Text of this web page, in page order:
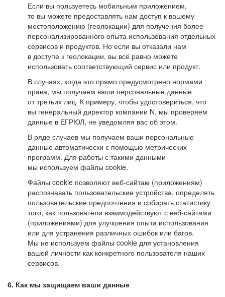
Если вы пользуетесь мобильным приложением,
то вы можете предоставлять нам доступ к вашему
местоположению (геолокации) для получения более
персонализированного опыта использования отдельных
сервисов и продуктов. Но если вы отказали нам
в доступе к геолокации, вы всё равно можете
использовать соответствующий сервис или продукт.
В случаях, когда это прямо предусмотрено нормами
права, мы получаем ваши персональные данные
от третьих лиц. К примеру, чтобы удостовериться, что
вы генеральный директор компании N, мы проверяем
данные в ЕГРЮЛ, не уведомляя вас об этом.
В ряде случаев мы получаем ваши персональные
данные автоматически с помощью метрических
программ. Для работы с такими данными
мы используем файлы cookie.
Файлы cookie позволяют веб-сайтам (приложениям)
распознавать пользовательские устройства, определять
пользовательские предпочтения и собирать статистику
того, как пользователи взаимодействуют с веб-сайтами
(приложениями) для улучшения опыта использования
или для устранения различных ошибок или багов.
Мы не используем файлы cookie для установления
вашей личности как конкретного пользователя наших
сервисов.
6. Как мы защищаем ваши данные